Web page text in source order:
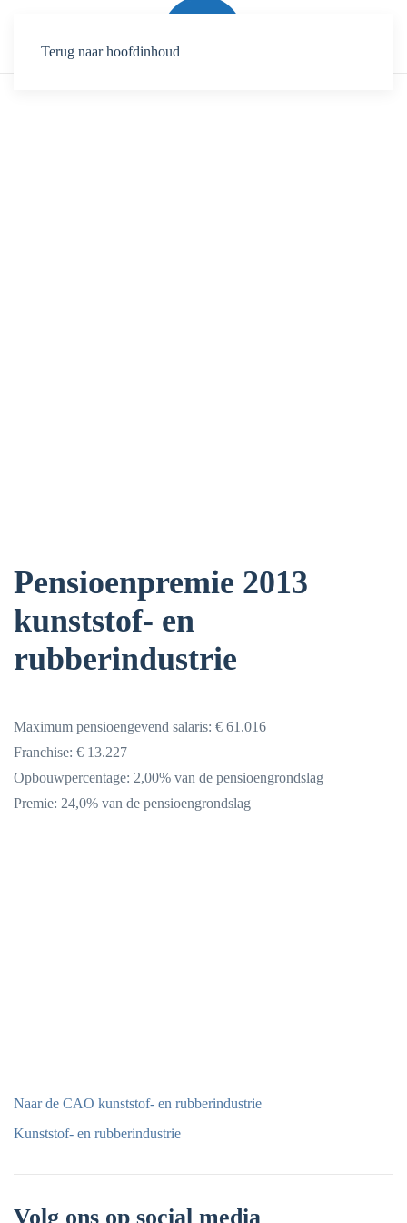
Terug naar hoofdinhoud
Pensioenpremie 2013
kunststof- en
rubberindustrie
Maximum pensioengevend salaris: € 61.016
Franchise: € 13.227
Opbouwpercentage: 2,00% van de pensioengrondslag
Premie: 24,0% van de pensioengrondslag
Naar de CAO kunststof- en rubberindustrie
Kunststof- en rubberindustrie
Volg ons op social media